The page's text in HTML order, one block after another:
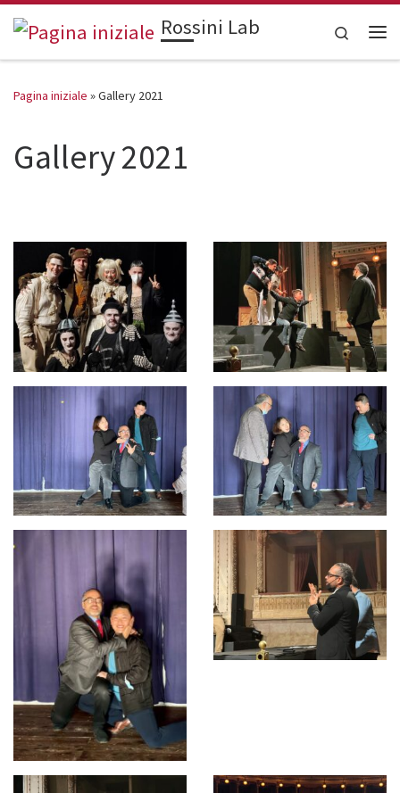
Skip to content Rossini Lab
Search
Pagina iniziale »Gallery 2021
Gallery 2021